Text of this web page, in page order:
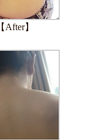
【After】